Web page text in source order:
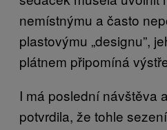
nemístnýmu a často
plastovýmu „designu”,
plátnem připomíná
I má poslední návštěva
potvrdila, že tohle